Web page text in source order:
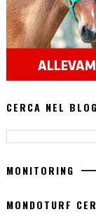
CERCA NEL BLOG
MONITORING
MONDOTURF